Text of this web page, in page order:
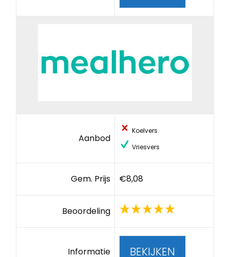
Aanbod
Koelvers
Vriesvers
Gem. Prijs €8,08
Beoordeling
Informatie BEKIJKEN